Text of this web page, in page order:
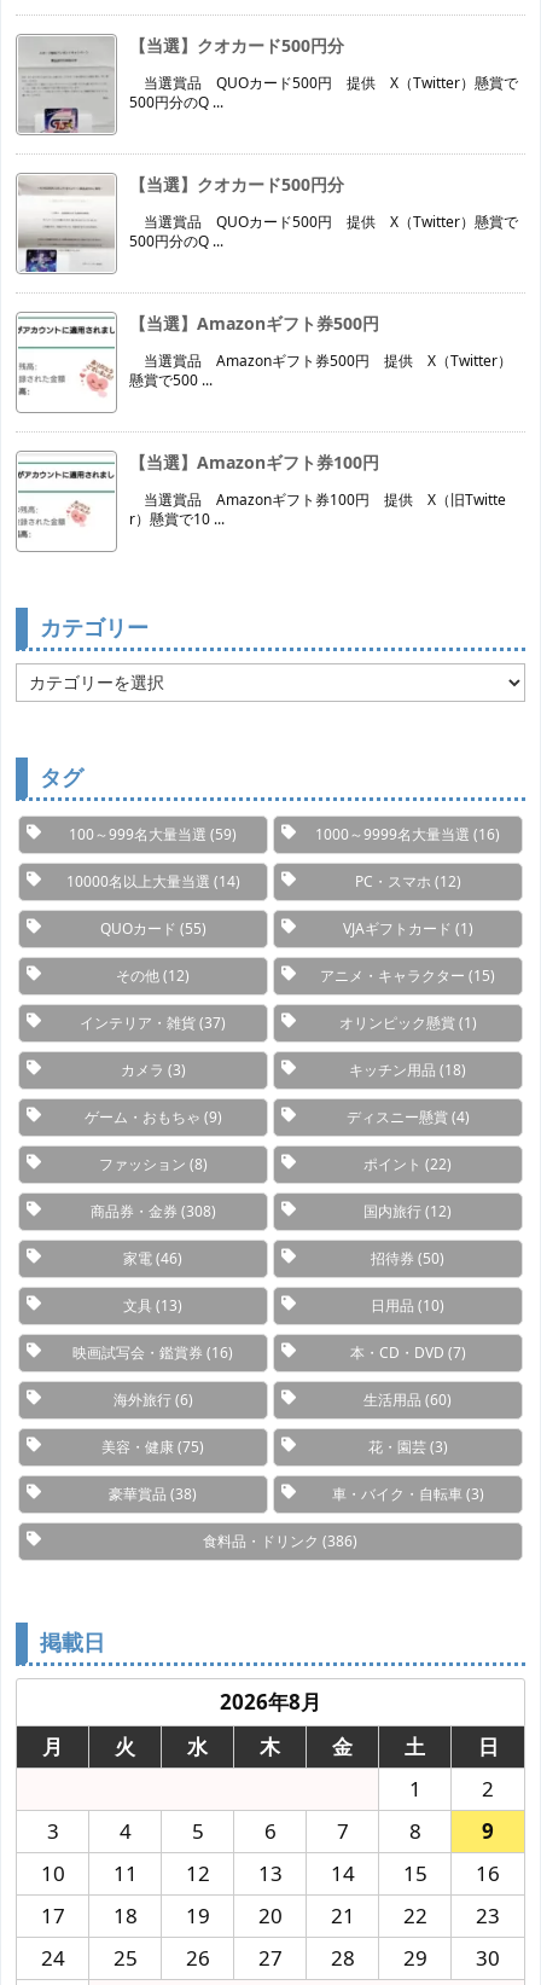
【当選】クオカード500円分
当選賞品 QUOカード500円 提供 X（Twitter）懸賞で
500円分のQ ...
【当選】クオカード500円分
当選賞品 QUOカード500円 提供 X（Twitter）懸賞で
500円分のQ ...
【当選】Amazonギフト券500円
当選賞品 Amazonギフト券500円 提供 X（Twitter）
懸賞で500 ...
【当選】Amazonギフト券100円
当選賞品 Amazonギフト券100円 提供 X（旧Twitte
r）懸賞で10 ...
カテゴリー
カ
テ
タグ
100～999名大量当選 (59) 1000～9999名大量当選 (16)
10000名以上大量当選 (14) PC・スマホ (12)
QUOカード (55) VJAギフトカード (1)
その他(12) アニメ・キャラクター (15)
インテリア・雑貨(37) オリンピック懸賞(1)
カメラ (3) キッチン用品 (18)
ゲーム・おもちゃ (9) ディスニー懸賞(4)
ファッション (8) ポイント (22)
商品券・金券 (308) 国内旅行(12)
家電(46) 招待券 (50)
文具 (13) 日用品 (10)
映画試写会・鑑賞券 (16) 本・CD・DVD (7)
海外旅行(6) 生活用品 (60)
美容・健康(75) 花・園芸(3)
豪華賞品 (38) 車・バイク・自転車(3)
食料品・ドリンク (386)
掲載日
2026年8月
月
火 水 木 金 土
日
1
2
3
4 5 6 7 8
9
10
11 12 13 14 15
16
17
18 19 20 21 22
23
24
25 26 27 28 29
30